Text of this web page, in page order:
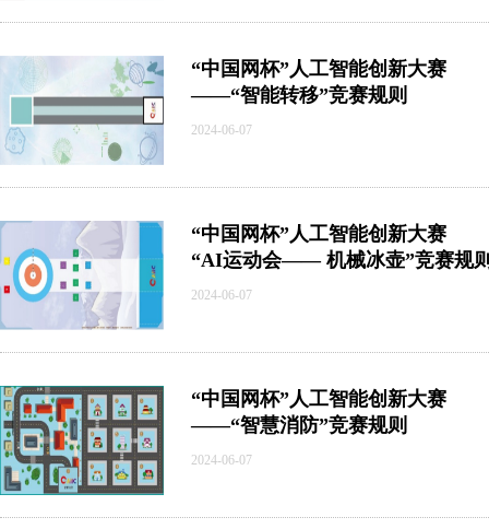
“中国网杯”人工智能创新大赛
——“智能转移”竞赛规则
2024-06-07
“中国网杯”人工智能创新大赛
“AI运动会—— 机械冰壶”竞赛规
2024-06-07
“中国网杯”人工智能创新大赛
——“智慧消防”竞赛规则
2024-06-07